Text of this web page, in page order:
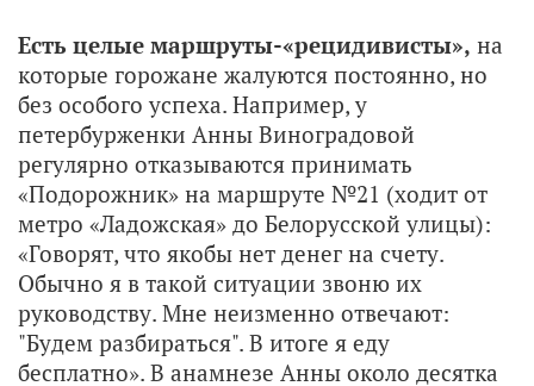
Есть целые маршруты-«рецидивисты», на
которые горожане жалуются постоянно, но
без особого успеха. Например, у
петербурженки Анны Виноградовой
регулярно отказываются принимать
«Подорожник» на маршруте №21 (ходит от
метро «Ладожская» до Белорусской улицы):
«Говорят, что якобы нет денег на счету.
Обычно я в такой ситуации звоню их
руководству. Мне неизменно отвечают:
"Будем разбираться". В итоге я еду
бесплатно». В анамнезе Анны около десятка